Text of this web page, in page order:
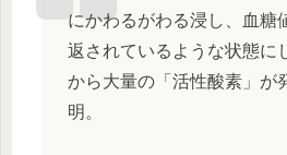
にかわるがわる浸し、血糖
返されているような状態に
から大量の「活性酸素」が
明。